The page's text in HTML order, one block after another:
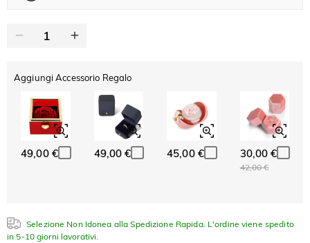
Pietra di Jeulia
$0.00
Acquamarina
Smeraldo
Rosa
$0.00
Fucsia
$0.00
Peridoto
Zaffiro
Testo
Carattere
Classico Italico Corsivo
Aggiungi Accessorio Regalo
49,00 € 49,00 € 45,00 € 30,00 €
42,00 €
Selezione Non Idonea alla Spedizione Rapida. L'ordine viene spedito
in 5-10 giorni lavorativi.